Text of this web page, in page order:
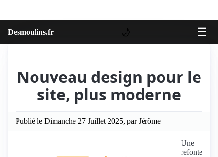
Desmoulins.fr 🌙 ☰
Nouveau design pour le
site, plus moderne
Publié le Dimanche 27 Juillet 2025, par Jérôme
Une
refonte